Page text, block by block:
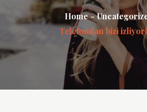
Home
Telefondan bizi